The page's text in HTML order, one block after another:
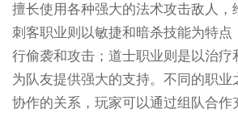
擅长使用各种强大的法术攻击敌人，
刺客职业则以敏捷和暗杀技能为特点
行偷袭和攻击；道士职业则是以治疗
为队友提供强大的支持。不同的职业
协作的关系，玩家可以通过组队合作